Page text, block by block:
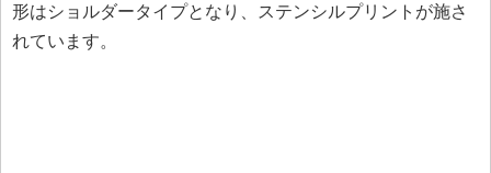
形はショルダータイプとなり、ステンシルプリントが施さ
れています。